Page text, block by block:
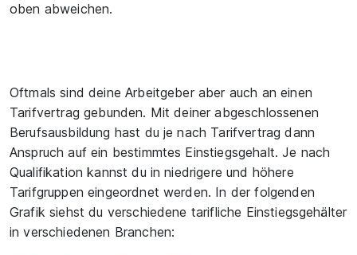
oben abweichen.
Oftmals sind deine Arbeitgeber aber auch an einen
Tarifvertrag gebunden. Mit deiner abgeschlossenen
Berufsausbildung hast du je nach Tarifvertrag dann
Anspruch auf ein bestimmtes Einstiegsgehalt. Je nach
Qualifikation kannst du in niedrigere und höhere
Tarifgruppen eingeordnet werden. In der folgenden
Grafik siehst du verschiedene tarifliche Einstiegsgehälter
in verschiedenen Branchen: